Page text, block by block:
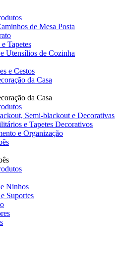
de Mesa Posta
e Tapetes
Utensílios de Cozinha
e Cestos
da Casa
da Casa
Semi-blackout e Decorativas
e Tapetes Decorativos
e Organização
Ninhos
Suportes